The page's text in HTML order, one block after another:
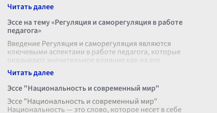
Эссе на тему «Регуляция и саморегуляция в работе
педагога»
Введение Регуляция и саморегуляция являются
ключевыми аспектами в работе педагога, которые
оказывают значительное влияние как на его
профессиональную деятельность, так и на эффект
Эссе "Национальность и современный мир"
Эссе "Национальность и современный мир"
Национальность — это слово, которое несет в себе